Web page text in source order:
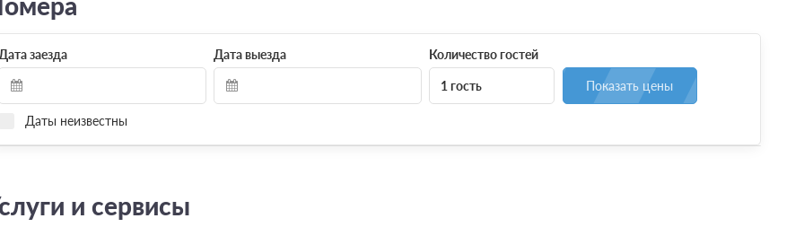
заезда Дата выезда
Даты неизвестны
Количество гостей
1 гость Показать цены
и сервисы